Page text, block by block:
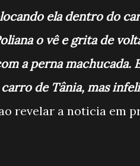
ela dentro do
o vê e grita de
a perna machucada.
de Tânia, mas
revelar a noticia em